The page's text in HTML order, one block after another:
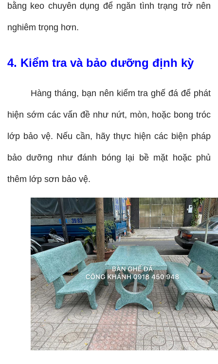
bằng keo chuyên dụng để ngăn tình trạng trở nên
nghiêm trọng hơn.
4. Kiểm tra và bảo dưỡng định kỳ
Hàng tháng, bạn nên kiểm tra ghế đá để phát
hiện sớm các vấn đề như nứt, mòn, hoặc bong tróc
lớp bảo vệ. Nếu cần, hãy thực hiện các biện pháp
bảo dưỡng như đánh bóng lại bề mặt hoặc phủ
thêm lớp sơn bảo vệ.